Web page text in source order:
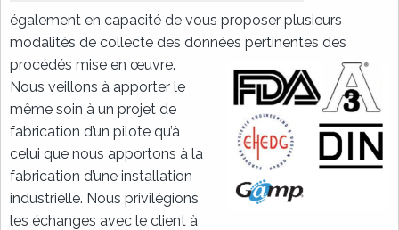
également en capacité de vous proposer plusieurs
modalités de collecte des données pertinentes des
procédés mise en œuvre.
Nous veillons à apporter le
même soin à un projet de
fabrication d’un pilote qu’à
celui que nous apportons à la
fabrication d’une installation
industrielle. Nous privilégions
les échanges avec le client à